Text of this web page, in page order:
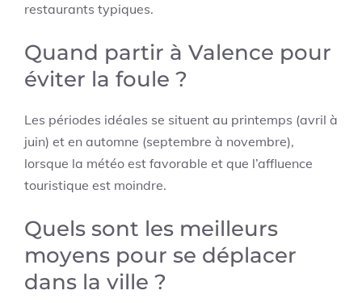
restaurants typiques.
Quand partir à Valence pour
éviter la foule ?
Les périodes idéales se situent au printemps (avril à
juin) et en automne (septembre à novembre),
lorsque la météo est favorable et que l’affluence
touristique est moindre.
Quels sont les meilleurs
moyens pour se déplacer
dans la ville ?